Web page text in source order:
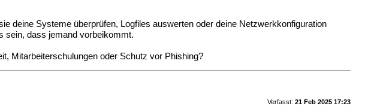
deine Systeme überprüfen, Logfiles auswerten oder deine Netzwerkkonfiguration
sein, dass jemand vorbeikommt.
Mitarbeiterschulungen oder Schutz vor Phishing?
Verfasst: 21 Feb 2025 17:23